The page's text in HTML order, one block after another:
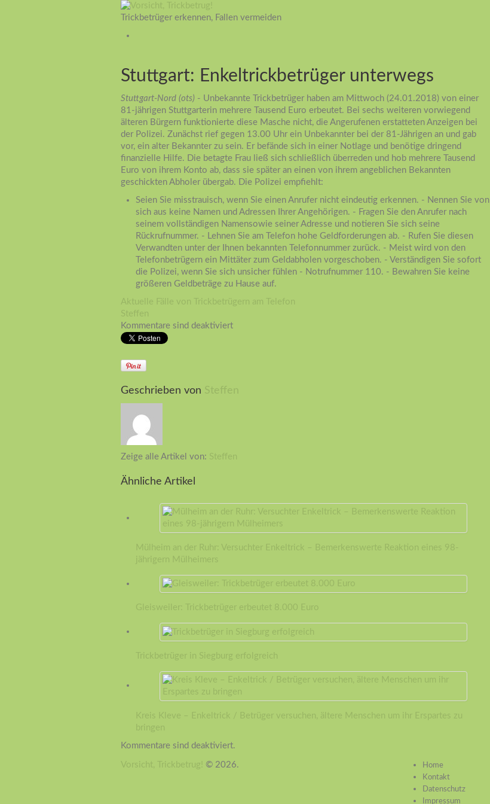
Trickbetrüger erkennen, Fallen vermeiden
Stuttgart: Enkeltrickbetrüger unterwegs
Stuttgart-Nord (ots) - Unbekannte Trickbetrüger haben am Mittwoch (24.01.2018) von einer
81-jährigen Stuttgarterin mehrere Tausend Euro erbeutet. Bei sechs weiteren vorwiegend
älteren Bürgern funktionierte diese Masche nicht, die Angerufenen erstatteten Anzeigen bei
der Polizei. Zunächst rief gegen 13.00 Uhr ein Unbekannter bei der 81-Jährigen an und gab
vor, ein alter Bekannter zu sein. Er befände sich in einer Notlage und benötige dringend
finanzielle Hilfe. Die betagte Frau ließ sich schließlich überreden und hob mehrere Tausend
Euro von ihrem Konto ab, dass sie später an einen von ihrem angeblichen Bekannten
geschickten Abholer übergab. Die Polizei empfiehlt:
Seien Sie misstrauisch, wenn Sie einen Anrufer nicht eindeutig erkennen. - Nennen Sie von
sich aus keine Namen und Adressen Ihrer Angehörigen. - Fragen Sie den Anrufer nach
seinem vollständigen Namensowie seiner Adresse und notieren Sie sich seine
Rückrufnummer. - Lehnen Sie am Telefon hohe Geldforderungen ab. - Rufen Sie diesen
Verwandten unter der Ihnen bekannten Telefonnummer zurück. - Meist wird von den
Telefonbetrügern ein Mittäter zum Geldabholen vorgeschoben. - Verständigen Sie sofort
die Polizei, wenn Sie sich unsicher fühlen - Notrufnummer 110. - Bewahren Sie keine
größeren Geldbeträge zu Hause auf.
Aktuelle Fälle von Trickbetrügern am Telefon
Steffen
Kommentare sind deaktiviert
Geschrieben von Steffen
Zeige alle Artikel von: Steffen
Ähnliche Artikel
Mülheim an der Ruhr: Versuchter Enkeltrick – Bemerkenswerte Reaktion eines 98-
jährigern Mülheimers
Gleisweiler: Trickbetrüger erbeutet 8.000 Euro
Trickbetrüger in Siegburg erfolgreich
Kreis Kleve – Enkeltrick / Betrüger versuchen, ältere Menschen um ihr Erspartes zu
bringen
Kommentare sind deaktiviert.
Vorsicht, Trickbetrug! © 2026.
Home
Kontakt
Datenschutz
Impressum